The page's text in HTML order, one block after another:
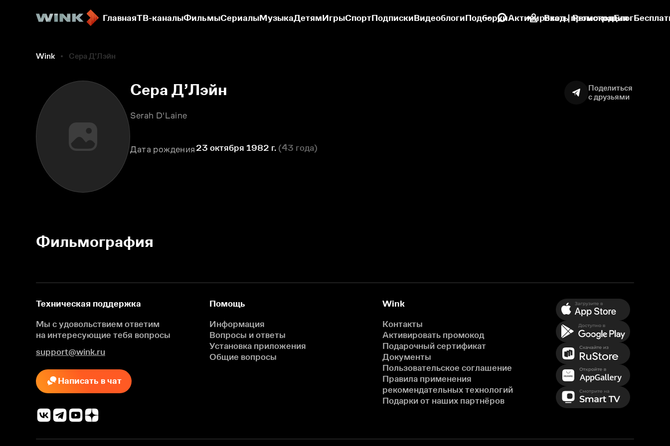
ГлавнаяТВ-каналыФильмыСериалыМузыкаДетямИгрыСпортПодпискиВидеоблогиПодборкиАктивировать промокодБлог
Вход | Регистрация
Wink Сера Д’Лэйн
Сера Д’Лэйн
Serah D'Laine
Поделиться
с друзьями
Дата рождения 23 октября 1982 г. (43 года)
Фильмография
Техническая поддержка
Мы с удовольствием ответим
на интересующие тебя вопросы
support@wink.ru
Написать в чат
Помощь
Информация
Вопросы и ответы
Установка приложения
Общие вопросы
Wink
Контакты
Активировать промокод
Подарочный сертификат
Документы
Пользовательское соглашение
Правила применения
рекомендательных технологий
Подарки от наших партнёров